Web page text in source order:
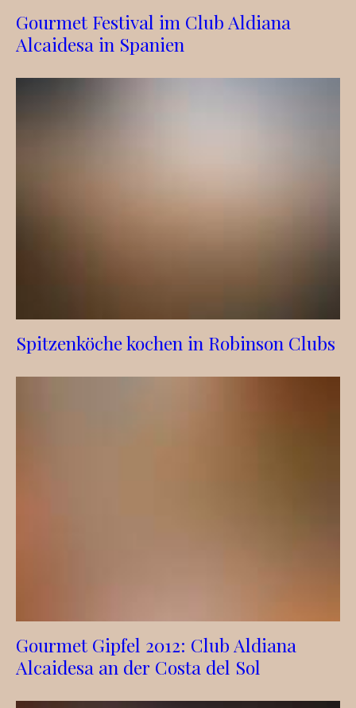
Gourmet Festival im Club Aldiana
Alcaidesa in Spanien
Spitzenköche kochen in Robinson Clubs
Gourmet Gipfel 2012: Club Aldiana
Alcaidesa an der Costa del Sol